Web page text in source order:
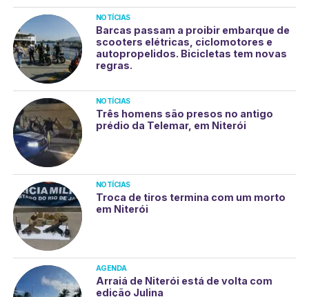
NOTÍCIAS
Barcas passam a proibir embarque de
scooters elétricas, ciclomotores e
autopropelidos. Bicicletas tem novas
regras.
NOTÍCIAS
Três homens são presos no antigo
prédio da Telemar, em Niterói
NOTÍCIAS
Troca de tiros termina com um morto
em Niterói
AGENDA
Arraiá de Niterói está de volta com
edição Julina